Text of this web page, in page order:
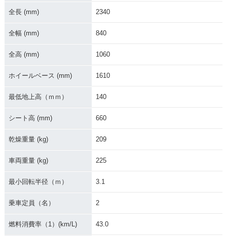
2004年 DragStar 4
00・カラーチェンジ
00・マイナーチェン
2001年 DragStar 4
2000年 DragStar 4
全長 (mm) 2340
全幅 (mm) 840
全高 (mm) 1060
ホイールベース (mm) 1610
最低地上高（ｍｍ） 140
シート高 (mm) 660
乾燥重量 (kg) 209
車両重量 (kg) 225
最小回転半径（ｍ） 3.1
乗車定員（名） 2
燃料消費率（1）(km/L) 43.0